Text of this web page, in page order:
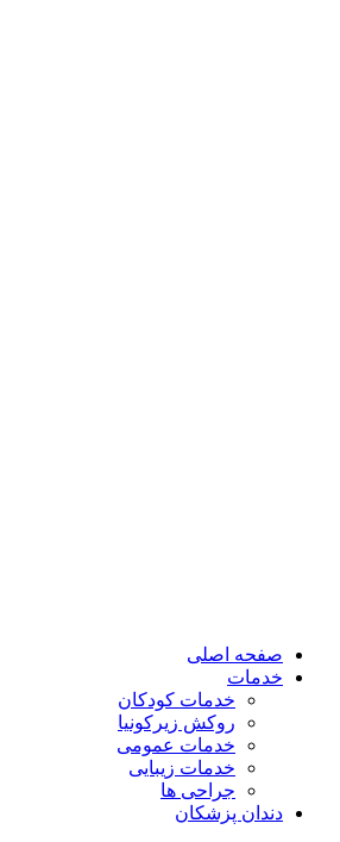
صفحه اصلی
خدمات
خدمات کودکان
روکش زیرکونیا
خدمات عمومی
خدمات زیبایی
جراحی ها
دندان پزشکان